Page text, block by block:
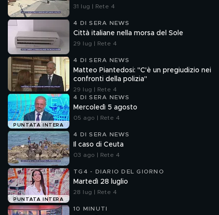
31 lug | Rete 4
4 DI SERA NEWS
Città italiane nella morsa del Sole
29 lug | Rete 4
4 DI SERA NEWS
Matteo Piantedosi: "C'è un pregiudizio nei
confronti della polizia"
29 lug | Rete 4
PUNTATA INTERA
4 DI SERA NEWS
Mercoledì 5 agosto
05 ago | Rete 4
4 DI SERA NEWS
Il caso di Ceuta
03 ago | Rete 4
PUNTATA INTERA
TG4 - DIARIO DEL GIORNO
Martedì 28 luglio
28 lug | Rete 4
10 MINUTI